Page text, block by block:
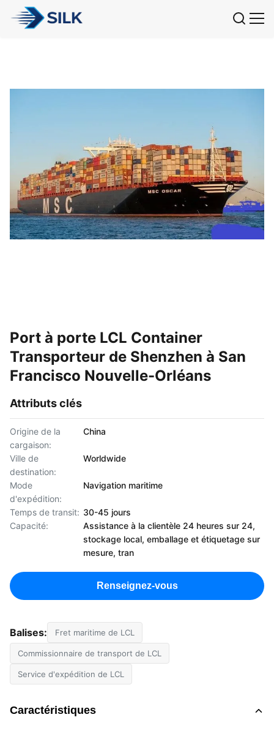
Port à porte LCL Container
Transporteur de Shenzhen à San
Francisco Nouvelle-Orléans
Attributs clés
Origine de la
cargaison:
China
Ville de
destination:
Worldwide
Mode
d'expédition:
Navigation maritime
Temps de transit: 30-45 jours
Capacité:
Assistance à la clientèle 24 heures sur 24,
stockage local, emballage et étiquetage sur
mesure, tran
Renseignez-vous
Balises: Fret maritime de LCL
Commissionnaire de transport de LCL
Service d'expédition de LCL
Caractéristiques